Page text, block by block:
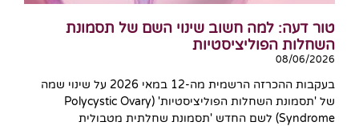
טור דעה: למה חשוב שינוי השם של תסמונת
השחלות הפוליציסטיות
08/06/2026
בעקבות ההכרזה הרשמית מה-12 במאי 2026 על שינוי שמה
של 'תסמונת השחלות הפוליציסטיות' (Polycystic Ovary
Syndrome) לשם החדש 'תסמונת שחלתית מטבולית